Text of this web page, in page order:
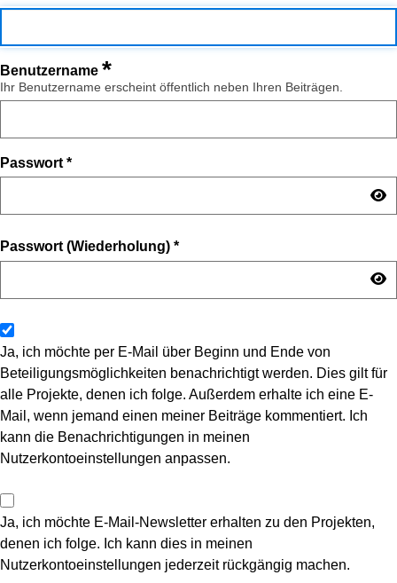
Benutzername *
Ihr Benutzername erscheint öffentlich neben Ihren Beiträgen.
Passwort *
Passwort (Wiederholung) *
Ja, ich möchte per E-Mail über Beginn und Ende von
Beteiligungsmöglichkeiten benachrichtigt werden. Dies gilt für
alle Projekte, denen ich folge. Außerdem erhalte ich eine E-
Mail, wenn jemand einen meiner Beiträge kommentiert. Ich
kann die Benachrichtigungen in meinen
Nutzerkontoeinstellungen anpassen.
Ja, ich möchte E-Mail-Newsletter erhalten zu den Projekten,
denen ich folge. Ich kann dies in meinen
Nutzerkontoeinstellungen jederzeit rückgängig machen.